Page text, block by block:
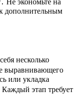
Не экономьте на
дополнительным
несколько
выравнивающего
или укладка
этап требует